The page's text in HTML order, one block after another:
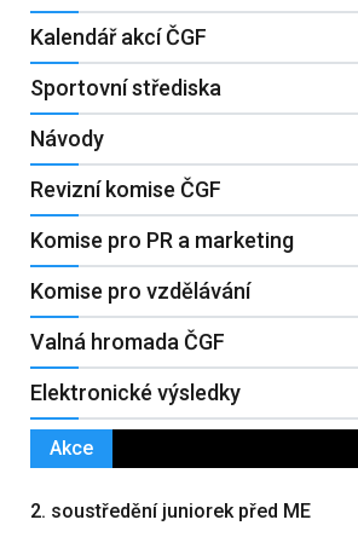
Kalendář akcí ČGF
Sportovní střediska
Návody
Revizní komise ČGF
Komise pro PR a marketing
Komise pro vzdělávání
Valná hromada ČGF
Elektronické výsledky
Akce
2. soustředění juniorek před ME